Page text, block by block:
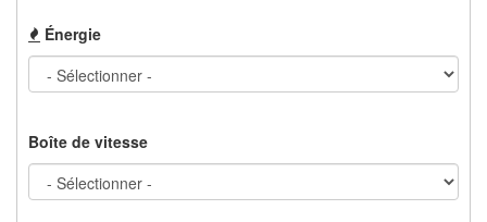
Énergie
Boîte de vitesse